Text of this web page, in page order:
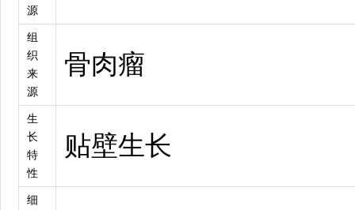
源
组
织
来
源
骨肉瘤
生
长
特
性
贴壁生长
细